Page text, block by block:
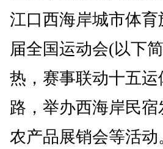
江口西海岸城市体
届全国运动会(以下
热，赛事联动十五
路，举办西海岸民
农产品展销会等活动